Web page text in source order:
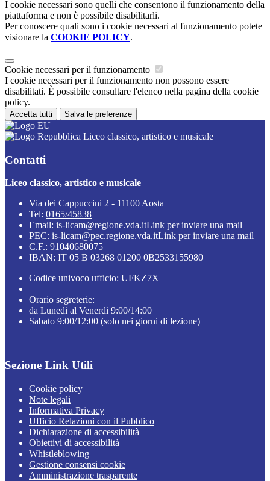
I cookie necessari sono quelli che consentono il funzionamento della
piattaforma e non è possibile disabilitarli.
Per conoscere quali sono i cookie necessari al funzionamento potete
visionare la COOKIE POLICY.
Cookie necessari per il funzionamento
I cookie necessari per il funzionamento non possono essere
disabilitati. È possibile consultare l'elenco nella pagina della cookie
policy.
Accetta tutti Salva le preferenze
Liceo classico, artistico e musicale
Contatti
Liceo classico, artistico e musicale
Via dei Cappuccini 2 - 11100 Aosta
Tel: 0165/45838
Email: is-licam@regione.vda.itLink per inviare una mail
PEC: is-licam@pec.regione.vda.itLink per inviare una mail
C.F.: 91040680075
IBAN: IT 05 B 03268 01200 0B2533155980
Codice univoco ufficio: UFKZ7X
Orario segreterie:
da Lunedi al Venerdi 9:00/14:00
Sabato 9:00/12:00 (solo nei giorni di lezione)
Sezione Link Utili
Cookie policy
Note legali
Informativa Privacy
Ufficio Relazioni con il Pubblico
Dichiarazione di accessibilità
Obiettivi di accessibilità
Whistleblowing
Gestione consensi cookie
Amministrazione trasparente